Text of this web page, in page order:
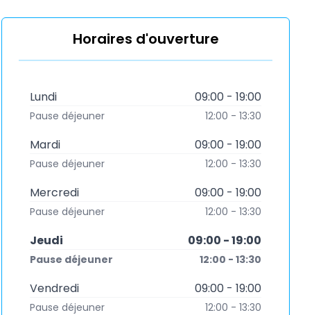
Horaires d'ouverture
Lundi 09:00 - 19:00
Pause déjeuner 12:00 - 13:30
Mardi 09:00 - 19:00
Pause déjeuner 12:00 - 13:30
Mercredi 09:00 - 19:00
Pause déjeuner 12:00 - 13:30
Jeudi 09:00 - 19:00
Pause déjeuner 12:00 - 13:30
Vendredi 09:00 - 19:00
Pause déjeuner 12:00 - 13:30